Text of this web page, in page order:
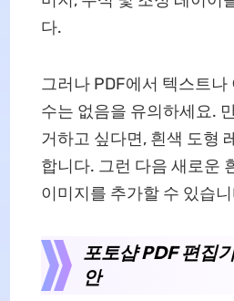
다.
그러나 PDF에서 텍스트나
수는 없음을 유의하세요.
거하고 싶다면, 흰색 도형
합니다. 그런 다음 새로운
이미지를 추가할 수 있습
포토샵 PDF 편집
안